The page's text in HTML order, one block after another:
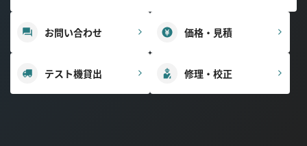
お問い合わせ 価格・見積
テスト機貸出 修理・校正